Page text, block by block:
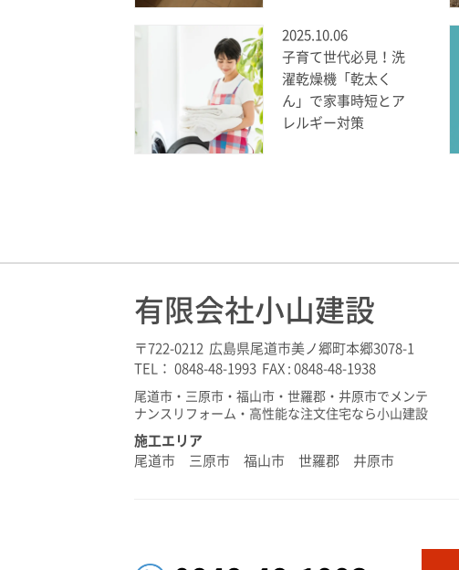
2025.10.06
子育て世代必見！洗
濯乾燥機「乾太く
ん」で家事時短とア
レルギー対策
有限会社小山建設
〒722-0212 広島県尾道市美ノ郷町本郷3078-1
TEL： 0848-48-1993 FAX : 0848-48-1938
尾道市・三原市・福山市・世羅郡・井原市でメンテ
ナンスリフォーム・高性能な注文住宅なら小山建設
施工エリア
尾道市 三原市 福山市 世羅郡 井原市